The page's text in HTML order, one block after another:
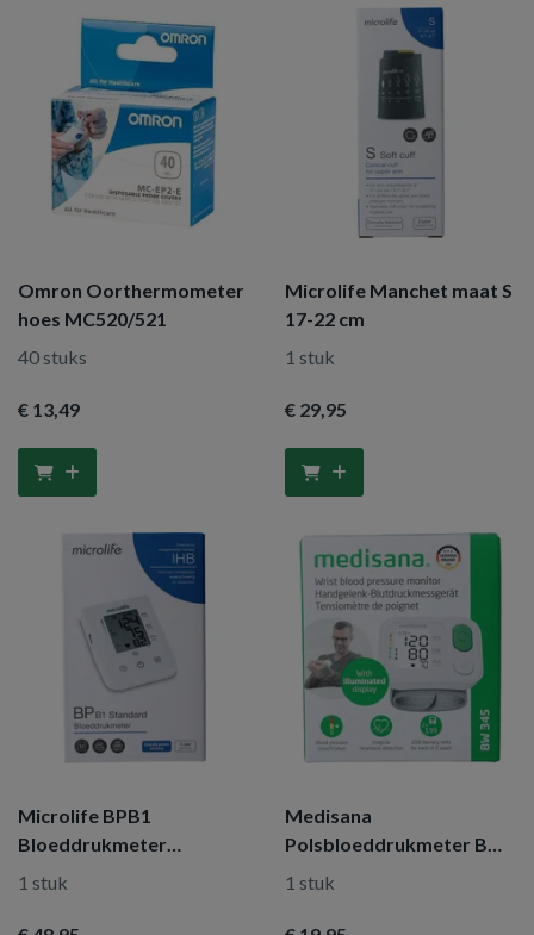
Omron Oorthermometer
hoes MC520/521
40 stuks
€ 13,49
Microlife Manchet maat S
17-22 cm
1 stuk
€ 29,95
Microlife BPB1
Bloeddrukmeter
standaard
1 stuk
Medisana
Polsbloeddrukmeter BW
345
1 stuk